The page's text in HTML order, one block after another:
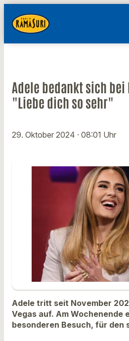
Adele bedankt sich bei
"Liebe dich so sehr"
29. Oktober 2024 · 08:01 Uhr
Adele tritt seit November
Vegas auf. Am Wochenende
besonderen Besuch, für den